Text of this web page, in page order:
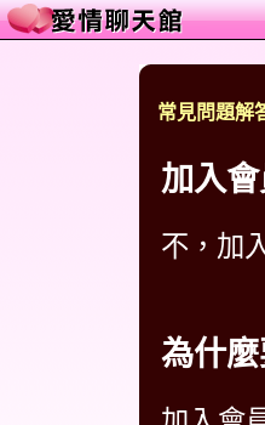
常見問題解
加入
不，加
為什